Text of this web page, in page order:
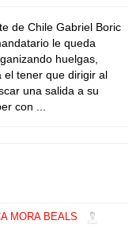
de Chile Gabriel Boric
le queda
huelgas,
el tener que dirigir al
una salida a su
con ...
MORA BEALS